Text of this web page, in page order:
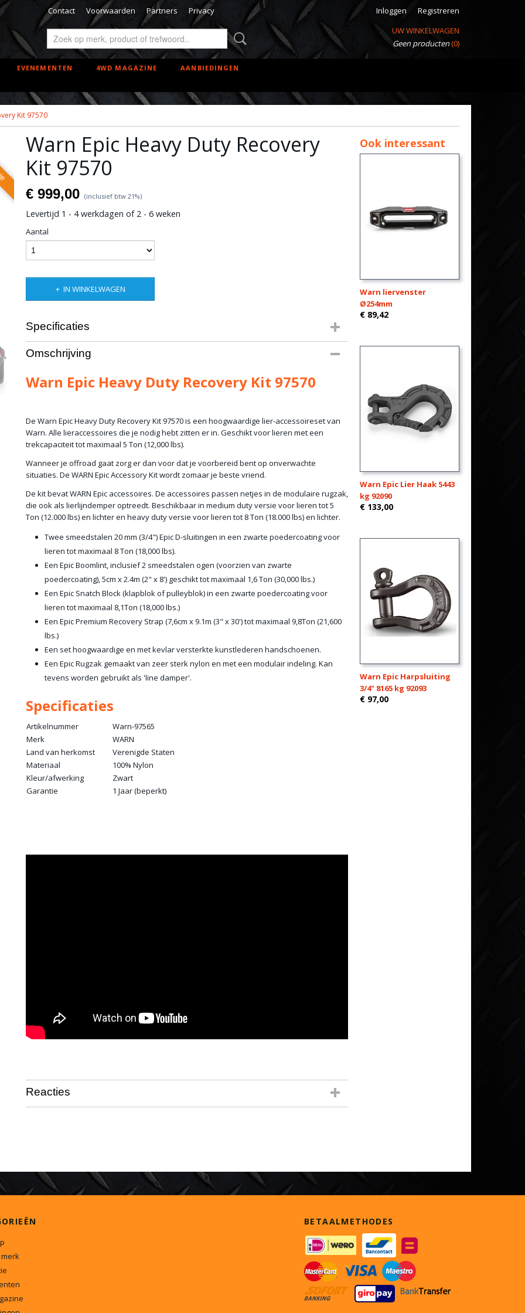
Contact Voorwaarden Partners Privacy Inloggen
Registreren
UW WINKELWAGEN
Geen producten(0)
EVENEMENTEN 4WD MAGAZINE AANBIEDINGEN
Kit 97570
Warn Epic Heavy Duty Recovery
Kit 97570
€ 999,00 (inclusief btw 21%)
Levertijd 1 - 4 werkdagen of 2 - 6 weken
Aantal
IN WINKELWAGEN
Specificaties
Bruto gewicht
Omschrijving
Warn Epic Heavy Duty Recovery Kit 97570
De Warn Epic Heavy Duty Recovery Kit 97570 is een hoogwaardige lier-accessoireset van
Warn. Alle lieraccessoires die je nodig hebt zitten er in. Geschikt voor lieren met een
trekcapaciteit tot maximaal 5 Ton (12,000 lbs).
Wanneer je offroad gaat zorg er dan voor dat je voorbereid bent op onverwachte
situaties. De WARN Epic Accessory Kit wordt zomaar je beste vriend.
De kit bevat WARN Epic accessoires. De accessoires passen netjes in de modulaire rugzak,
die ook als lierlijndemper optreedt. Beschikbaar in medium duty versie voor lieren tot 5
Ton (12.000 lbs) en lichter en heavy duty versie voor lieren tot 8 Ton (18.000 lbs) en lichter.
Twee smeedstalen 20 mm (3/4") Epic D-sluitingen in een zwarte poedercoating voor
lieren tot maximaal 8 Ton (18,000 lbs).
Een Epic Boomlint, inclusief 2 smeedstalen ogen (voorzien van zwarte
poedercoating), 5cm x 2.4m (2" x 8') geschikt tot maximaal 1,6 Ton (30,000 lbs.)
Een Epic Snatch Block (klapblok of pulleyblok) in een zwarte poedercoating voor
lieren tot maximaal 8,1Ton (18,000 lbs.)
Een Epic Premium Recovery Strap (7,6cm x 9.1m (3" x 30') tot maximaal 9,8Ton (21,600
lbs.)
Een set hoogwaardige en met kevlar versterkte kunstlederen handschoenen.
Een Epic Rugzak gemaakt van zeer sterk nylon en met een modulair indeling. Kan
tevens worden gebruikt als 'line damper'.
Specificaties
Artikelnummer
Warn-97565
Merk
WARN
Land van herkomst
Verenigde Staten
Materiaal
100% Nylon
Kleur/afwerking
Zwart
Garantie
1 Jaar (beperkt)
Reacties
Ook interessant
Warn liervenster
Ø254mm
€ 89,42
Warn Epic Lier Haak 5443
kg 92090
€ 133,00
Warn Epic Harpsluiting
3/4" 8165 kg 92093
€ 97,00
BETAALMETHODES